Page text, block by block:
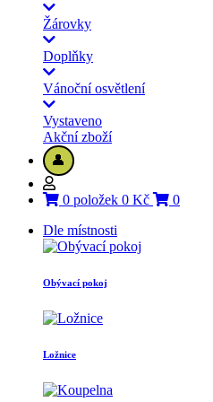
Žárovky
Doplňky
Vánoční osvětlení
Vystaveno
Akční zboží
👤
0 položek 0 Kč
0
Dle místnosti
Obývací pokoj
Ložnice